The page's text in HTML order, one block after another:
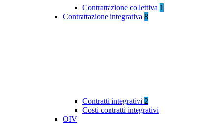
Contrattazione collettiva 1
Contrattazione integrativa 8
Contratti integrativi 2
Costi contratti integrativi
OIV